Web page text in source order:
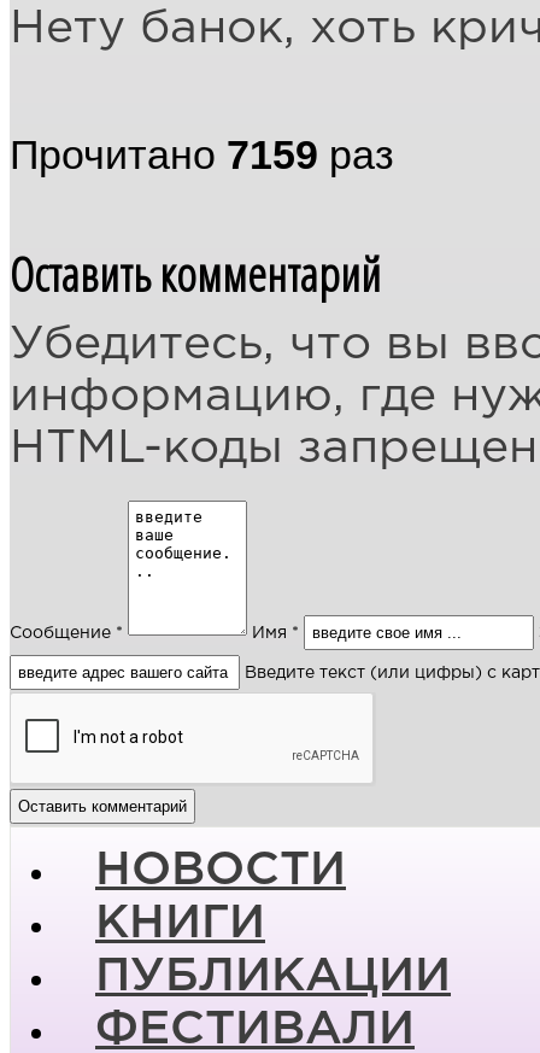
Нету банок, хоть
Прочитано 7159 раз
Оставить комментарий
Убедитесь, что вы
информацию, где
HTML-коды
Сообщение * Имя *
Введите текст (или цифры) с
НОВОСТИ
КНИГИ
ПУБЛИКАЦИИ
ФЕСТИВАЛИ